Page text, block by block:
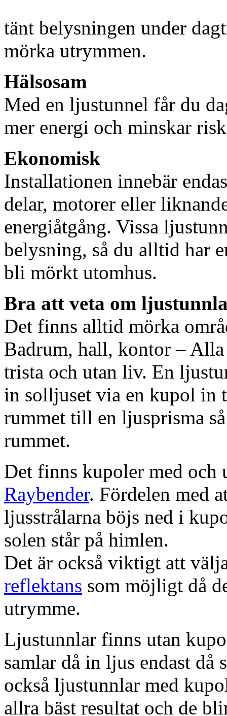
tänt belysningen under
mörka utrymmen.
Hälsosam
Med en ljustunnel får du
mer energi och minskar
Ekonomisk
Installationen innebär
delar, motorer eller
energiåtgång. Vissa
belysning, så du alltid har
bli mörkt utomhus.
Bra att veta om
Det finns alltid mörka
Badrum, hall, kontor – Alla
trista och utan liv. En
in solljuset via en kupol in
rummet till en ljusprisma
rummet.
Det finns kupoler med och
Raybender. Fördelen med
ljusstrålarna böjs ned i
solen står på himlen.
Det är också viktigt att
reflektans som möjligt då
utrymme.
Ljustunnlar finns utan
samlar då in ljus endast då
också ljustunnlar med
allra bäst resultat och de